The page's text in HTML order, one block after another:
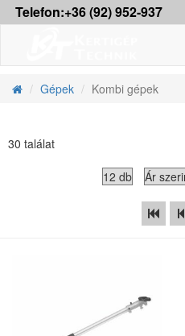
Telefon:+36 (92) 952-937
Gépek Kombi gépek
30 találat